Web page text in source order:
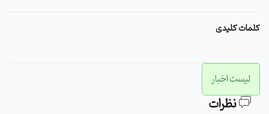
کلمات کلیدی
لیست اخبار
نظرات